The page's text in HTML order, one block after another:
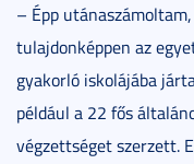
– Épp
tulajdonképpen az
gyakorló iskolájába
például a 22 fős
végzettséget szerzett.